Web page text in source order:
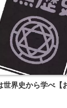
世界史から学べ【